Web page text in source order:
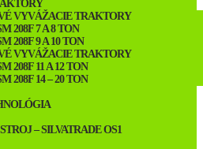
VYVÁŽACIE TRAKTORY
208F 7 A 8 TON
208F 9 A 10 TON
VYVÁŽACIE TRAKTORY
208F 11 A 12 TON
208F 14 – 20 TON
– SILVATRADE OS1